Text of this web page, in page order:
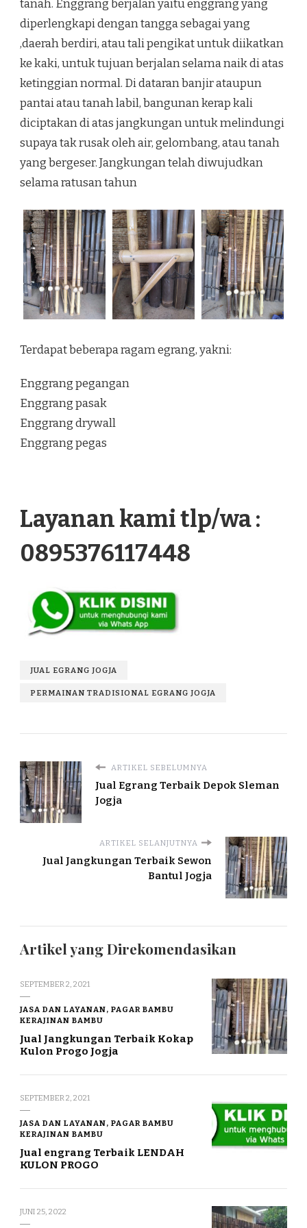
tanah. Enggrang berjalan yaitu enggrang yang
diperlengkapi dengan tangga sebagai yang
,daerah berdiri, atau tali pengikat untuk diikatkan
ke kaki, untuk tujuan berjalan selama naik di atas
ketinggian normal. Di dataran banjir ataupun
pantai atau tanah labil, bangunan kerap kali
diciptakan di atas jangkungan untuk melindungi
supaya tak rusak oleh air, gelombang, atau tanah
yang bergeser. Jangkungan telah diwujudkan
selama ratusan tahun
Terdapat beberapa ragam egrang, yakni:
Enggrang pegangan
Enggrang pasak
Enggrang drywall
Enggrang pegas
Layanan kami tlp/wa :
0895376117448
JUAL EGRANG JOGJA
PERMAINAN TRADISIONAL EGRANG JOGJA
ARTIKEL SEBELUMNYA
Jual Egrang Terbaik Depok Sleman
Jogja
ARTIKEL SELANJUTNYA
Jual Jangkungan Terbaik Sewon
Bantul Jogja
Artikel yang Direkomendasikan
SEPTEMBER 2, 2021
JASA DAN LAYANAN, PAGAR BAMBU
KERAJINAN BAMBU
Jual Jangkungan Terbaik Kokap
Kulon Progo Jogja
SEPTEMBER 2, 2021
JASA DAN LAYANAN, PAGAR BAMBU
KERAJINAN BAMBU
Jual engrang Terbaik LENDAH
KULON PROGO
JUNI 25, 2022